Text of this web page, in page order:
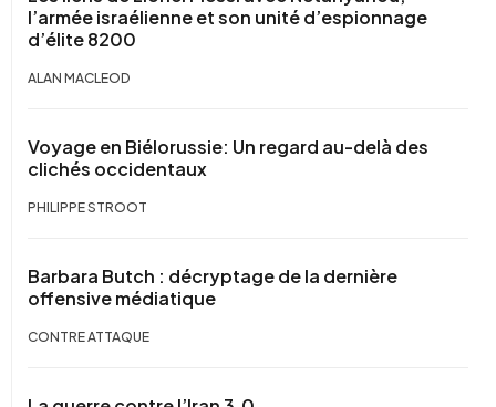
l’armée israélienne et son unité d’espionnage
d’élite 8200
ALAN MACLEOD
Voyage en Biélorussie: Un regard au-delà des
clichés occidentaux
PHILIPPE STROOT
Barbara Butch : décryptage de la dernière
offensive médiatique
CONTRE ATTAQUE